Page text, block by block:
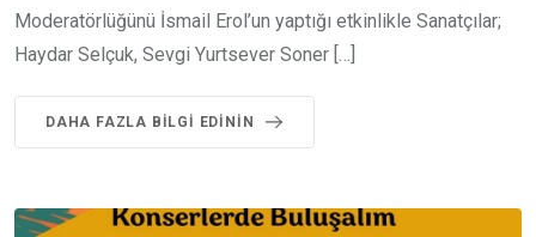
Moderatörlüğünü İsmail Erol’un yaptığı etkinlikle Sanatçılar;
Haydar Selçuk, Sevgi Yurtsever Soner […]
DAHA FAZLA BILGI EDININ